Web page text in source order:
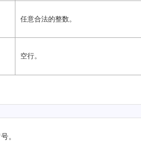
任意合法的整数。
空行。
。